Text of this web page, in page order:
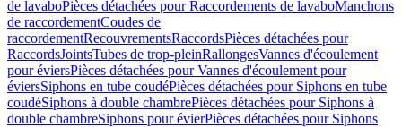
de lavaboPièces détachées pour Raccordements de lavaboManchons
de raccordementCoudes de
raccordementRecouvrementsRaccordsPièces détachées pour
RaccordsJointsTubes de trop-pleinRallongesVannes d'écoulement
pour éviersPièces détachées pour Vannes d'écoulement pour
éviersSiphons en tube coudéPièces détachées pour Siphons en tube
coudéSiphons à double chambrePièces détachées pour Siphons à
double chambreSiphons pour évierPièces détachées pour Siphons